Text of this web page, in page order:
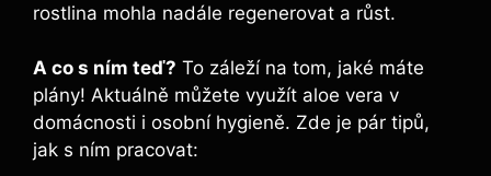
rostlina mohla nadále regenerovat a růst.
A co s ním teď? To záleží na tom, jaké máte
plány! Aktuálně můžete využít aloe vera v
domácnosti i osobní hygieně. Zde je pár tipů,
jak s ním pracovat: